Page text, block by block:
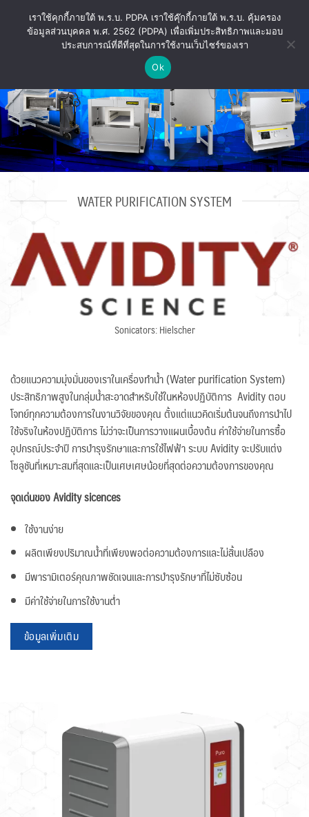
WATER PURIFICATION SYSTEM
Sonicators: Hielscher
ด้วยแนวความมุ่งมั่นของเราในเครื่องทำน้ำ (Water purification System)
ประสิทธิภาพสูงในกลุ่มน้ำสะอาดสำหรับใช้ในหห้องปฏิบัติการ Avidity ตอบ
โจทย์ทุกความต้องการในงานวิจัยของคุณ ตั้งแต่แนวคิดเริ่มต้นจนถึงการนำไป
ใช้จริงในห้องปฏิบัติการ ไม่ว่าจะเป็นการวางแผนเบื้องต้น ค่าใช้จ่ายในการซื้อ
อุปกรณ์ประจำปี การบำรุงรักษาและการใช้ไฟฟ้า ระบบ Avidity จะปรับแต่ง
โซลูชันที่เหมาะสมที่สุดและเป็นเศษเศษน้อยที่สุดต่อความต้องการของคุณ
จุดเด่นของ Avidity sicences
ใช้งานง่าย
ผลิตเพียงปริมาณน้ำที่เพียงพอต่อความต้องการและไม่สิ้นเปลือง
มีพารามิเตอร์คุณภาพชัดเจนและการบำรุงรักษาที่ไม่ซับซ้อน
มีค่าใช้จ่ายในการใช้งานต่ำ
ข้อมูลเพิ่มเติม
เราใช้คุกกี้ภายใต้ พ.ร.บ. PDPA เราใช้คุ๊กกี้ภายใต้ พ.ร.บ. คุ้มครอง
ข้อมูลส่วนบุคคล พ.ศ. 2562 (PDPA) เพื่อเพิ่มประสิทธิภาพและมอบ
ประสบการณ์ที่ดีที่สุดในการใช้งานเว็บไซร์ของเรา
Ok